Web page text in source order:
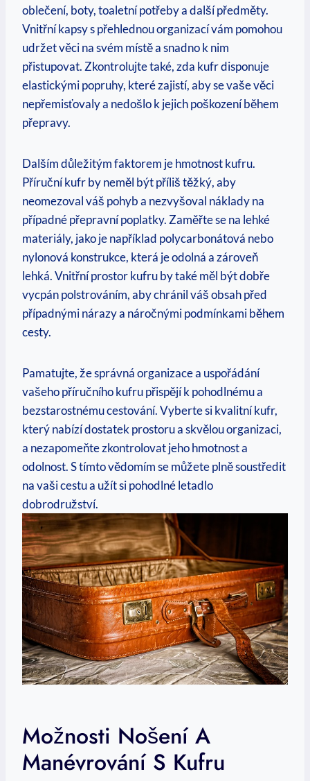
oblečení, boty, toaletní potřeby a další ​předměty.
Vnitřní kapsy s přehlednou organizací vám pomohou
udržet věci na svém místě a snadno k nim
přistupovat. Zkontrolujte také, ⁤zda kufr ⁢disponuje
elastickými⁣ popruhy, které‍ zajistí, aby ​se‍ vaše věci
nepřemisťovaly a nedošlo k jejich‍ poškození během
přepravy.
Dalším⁢ důležitým faktorem je hmotnost kufru.
Příruční kufr by neměl být příliš těžký, ⁢aby
‌neomezoval váš pohyb a nezvyšoval náklady na
případné přepravní poplatky. Zaměřte se na lehké
materiály, ⁢jako je například‌ polycarbonátová nebo​
nylonová konstrukce, která je⁤ odolná a zároveň
lehká. Vnitřní ⁤prostor kufru by také měl ​být dobře
vycpán‍ polstrováním, aby chránil váš obsah před
případnými nárazy a náročnými‌ podmínkami během
cesty.
Pamatujte,⁤ že správná organizace a uspořádání
‌vašeho příručního kufru přispějí k pohodlnému a
⁣bezstarostnému cestování. Vyberte si ⁢kvalitní kufr,
‍který‌ nabízí‌ dostatek prostoru a skvělou organizaci,
a nezapomeňte⁢ zkontrolovat jeho hmotnost a
odolnost. S ⁢tímto vědomím se ⁣můžete plně ‌soustředit
na vaši cestu⁢ a ‌užít si pohodlné letadlo
⁢dobrodružství.
Možnosti Nošení A⁣
Manévrování S Kufru